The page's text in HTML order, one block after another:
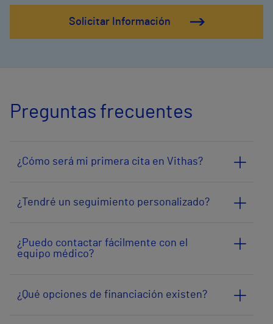
Solicitar Información
Preguntas frecuentes
¿Cómo será mi primera cita en Vithas?
¿Tendré un seguimiento personalizado?
¿Puedo contactar fácilmente con el
equipo médico?
¿Qué opciones de financiación existen?